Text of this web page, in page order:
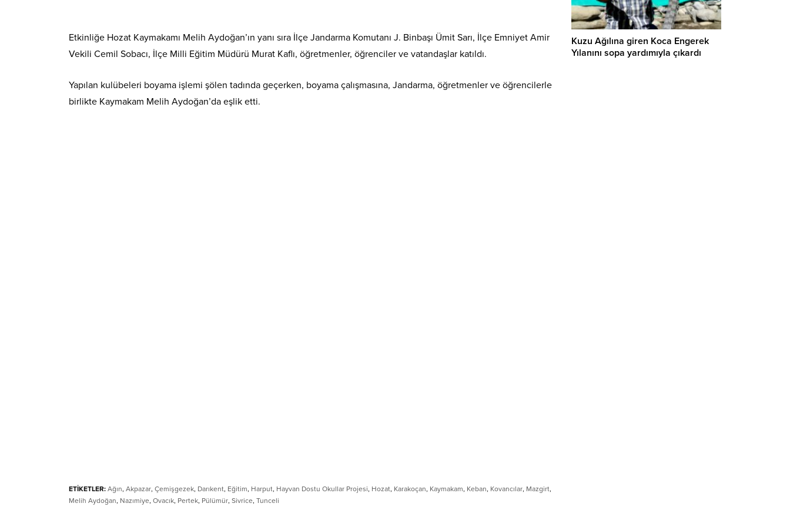
Etkinliğe Hozat Kaymakamı Melih Aydoğan’ın yanı sıra İlçe Jandarma Komutanı J. Binbaşı Ümit Sarı, İlçe Emniyet Amir
Vekili Cemil Sobacı, İlçe Milli Eğitim Müdürü Murat Kaflı, öğretmenler, öğrenciler ve vatandaşlar katıldı.
Yapılan kulübeleri boyama işlemi şölen tadında geçerken, boyama çalışmasına, Jandarma, öğretmenler ve öğrencilerle
birlikte Kaymakam Melih Aydoğan’da eşlik etti.
ETİKETLER: Ağın, Akpazar, Çemişgezek, Darıkent, Eğitim, Harput, Hayvan Dostu Okullar Projesi, Hozat, Karakoçan, Kaymakam, Keban, Kovancılar, Mazgirt,
Melih Aydoğan, Nazımiye, Ovacık, Pertek, Pülümür, Sivrice, Tunceli
Kuzu Ağılına giren Koca Engerek
Yılanını sopa yardımıyla çıkardı